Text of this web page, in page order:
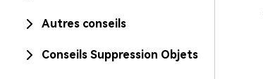
Autres conseils
Conseils Suppression Objets